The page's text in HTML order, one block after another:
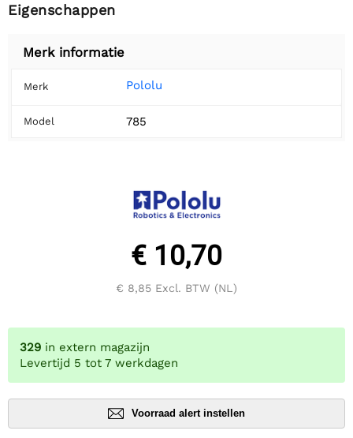
Eigenschappen
Merk informatie
Merk Pololu
Model 785
€ 10,70
€ 8,85 Excl. BTW (NL)
329 in extern magazijn
Levertijd 5 tot 7 werkdagen
Voorraad alert instellen